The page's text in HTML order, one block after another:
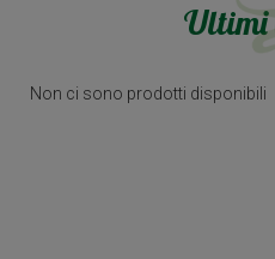
Non ci sono prodotti disponibili